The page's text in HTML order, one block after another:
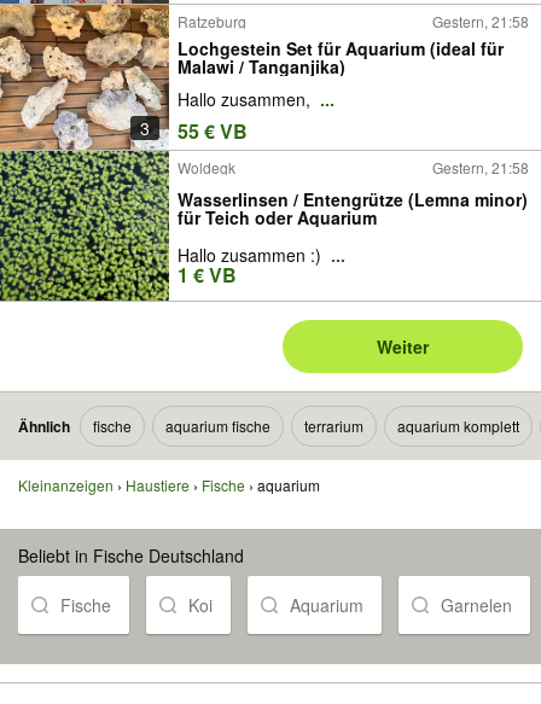
3
Ratzeburg Gestern, 21:58
Lochgestein Set für Aquarium (ideal für
Malawi / Tanganjika)
Hallo zusammen, ...
55 € VB
Woldegk Gestern, 21:58
Wasserlinsen / Entengrütze (Lemna minor)
für Teich oder Aquarium
Hallo zusammen :) ...
1 € VB
Weiter
Ähnlich fische aquarium fische terrarium aquarium komplett
Kleinanzeigen Haustiere Fische aquarium
Beliebt in Fische Deutschland
Fische Koi Aquarium Garnelen